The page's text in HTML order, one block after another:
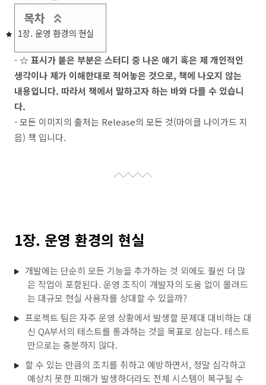
목차
1장. 운영 환경의 현실
-☆ 표시가 붙은 부분은 스터디 중 나온 얘기 혹은 제 개인적인
생각이나 제가 이해한대로 적어놓은 것으로, 책에 나오지 않는
내용입니다. 따라서 책에서 말하고자 하는 바와 다를 수 있습니
다.
- 모든 이미지의 출처는 Release의 모든 것(마이클 나이가드 지
음) 책 입니다.
1장. 운영 환경의 현실
개발에는 단순히 모든 기능을 추가하는 것 외에도 훨씬 더 많
은 작업이 포함된다. 운영 조직이 개발자의 도움 없이 몰려드
는 대규모 현실 사용자를 상대할 수 있을까?
프로젝트 팀은 자주 운영 상황에서 발생할 문제대 대비하는 대
신 QA부서의 테스트를 통과하는 것을 목표로 삼는다. 테스트
만으로는 충분하지 않다.
할 수 있는 만큼의 조치를 취하고 예방하면서, 정말 심각하고
예상치 못한 피해가 발생하더라도 전체 시스템이 복구될 수